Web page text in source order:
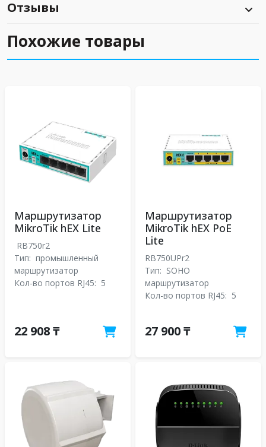
Отзывы
Похожие товары
Маршрутизатор
MikroTik hEX Lite
RB750r2
Тип: промышленный
маршрутизатор
Кол-во портов RJ45: 5
22 908 ₸
Маршрутизатор
MikroTik hEX PoE
Lite
RB750UPr2
Тип: SOHO
маршрутизатор
Кол-во портов RJ45: 5
27 900 ₸